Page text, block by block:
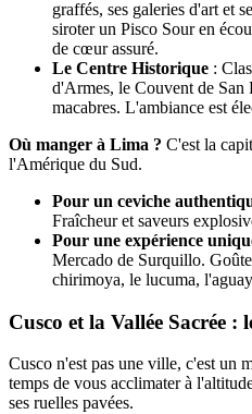
graffés, ses galeries d'art et
siroter un Pisco Sour en
de cœur assuré.
Le Centre Historique :
d'Armes, le Couvent de San
macabres. L'ambiance est
Où manger à Lima ? C'est la
l'Amérique du Sud.
Pour un ceviche
Fraîcheur et saveurs
Pour une expérience
Mercado de Surquillo.
chirimoya, le lucuma,
Cusco et la Vallée Sacrée
Cusco n'est pas une ville, c'est un
temps de vous acclimater à
ses ruelles pavées.